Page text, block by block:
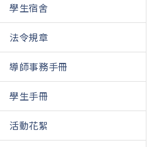
學生宿舍
法令規章
導師事務手冊
學生手冊
活動花絮